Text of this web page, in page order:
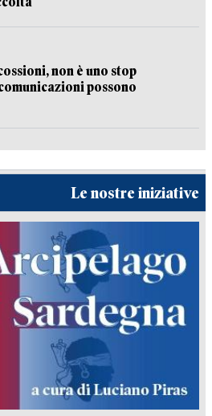
non è uno stop
possono
Le nostre iniziative